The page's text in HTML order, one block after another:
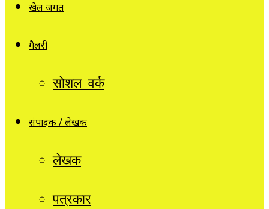
खेल जगत
गैलरी
सोशल वर्क
संपादक / लेखक
लेखक
पत्रकार